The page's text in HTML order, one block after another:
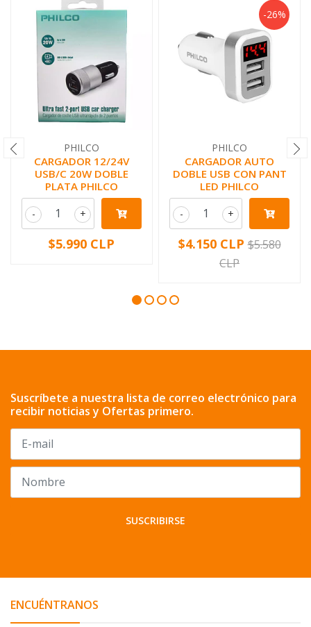
PHILCO
CARGADOR 12/24V
USB/C 20W DOBLE
PLATA PHILCO
+
-
$5.990 CLP
-26%
PHILCO
CARGADOR AUTO
DOBLE USB CON PANT
LED PHILCO
+
-
$4.150 CLP $5.580
CLP
Suscríbete a nuestra lista de correo electrónico para
recibir noticias y Ofertas primero.
SUSCRIBIRSE
ENCUÉNTRANOS